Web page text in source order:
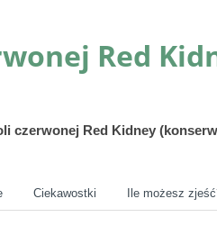
Red
czerwonej Red Kidney
Ciekawostki Ile możesz